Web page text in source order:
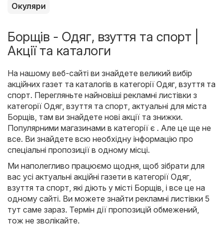
Окуляри
Борщів - Одяг, взуття та спорт |
Акції та каталоги
На нашому веб-сайті ви знайдете великий вибір
акційних газет та каталогів в категорії Одяг, взуття та
спорт. Перегляньте найновіші рекламні листівки з
категорії Одяг, взуття та спорт, актуальні для міста
Борщів, там ви знайдете нові акції та знижки.
Популярними магазинами в категорії є . Але це ще не
все. Ви знайдете всю необхідну інформацію про
спеціальні пропозиції в одному місці.
Ми наполегливо працюємо щодня, щоб зібрати для
вас усі актуальні акційні газети в категорії Одяг,
взуття та спорт, які діють у місті Борщів, і все це на
одному сайті. Ви можете знайти рекламні листівки 5
тут саме зараз. Термін дії пропозицій обмежений,
тож не зволікайте.